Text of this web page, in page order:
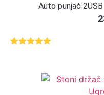
Auto punjač